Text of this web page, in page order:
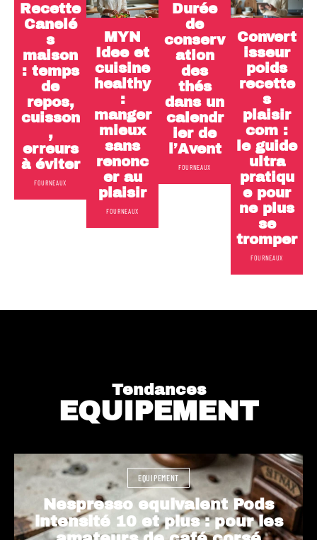
Recette
Canelé
s
maison
: temps
de
repos,
cuisson
,
erreurs
à éviter
FOURNEAUX
MYN
Idee et
cuisine
healthy
:
manger
mieux
sans
renonc
er au
plaisir
FOURNEAUX
Durée
de
conserv
ation
des
thés
dans un
calendr
ier de
l’Avent
FOURNEAUX
Convert
isseur
poids
recette
s
plaisir
com :
le guide
ultra
pratiqu
e pour
ne plus
se
tromper
FOURNEAUX
Tendances
EQUIPEMENT
EQUIPEMENT
Nespresso equivalent Pods
intensité 10 et plus : pour les